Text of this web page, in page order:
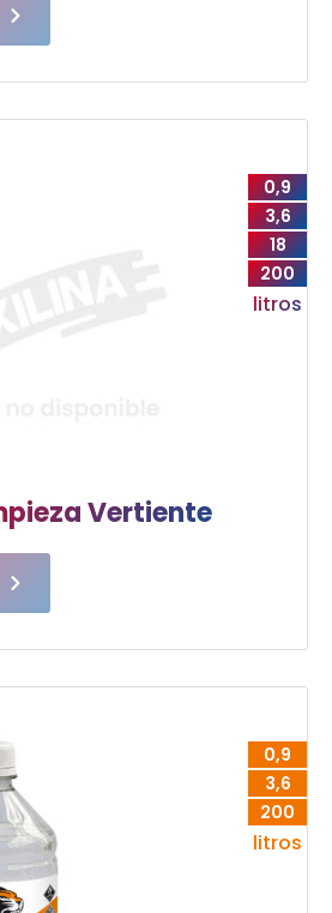
0,9
3,6
18
200
litros
Vertiente
0,9
3,6
200
litros